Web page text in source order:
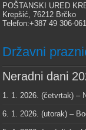
POŠTANSKI URED
Krepšić, 76212 Brčko
Telefon:+387 49 306-061
Državni
Neradni dani
1. 1. 2026. (četvrtak) –
6. 1. 2026. (utorak) –